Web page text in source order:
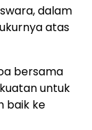
dalam
atas
bersama
untuk
baik ke